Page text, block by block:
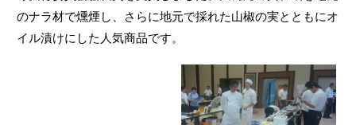
のナラ材で燻煙し、さらに地元で採れた山椒の実とともにオ
イル漬けにした人気商品です。